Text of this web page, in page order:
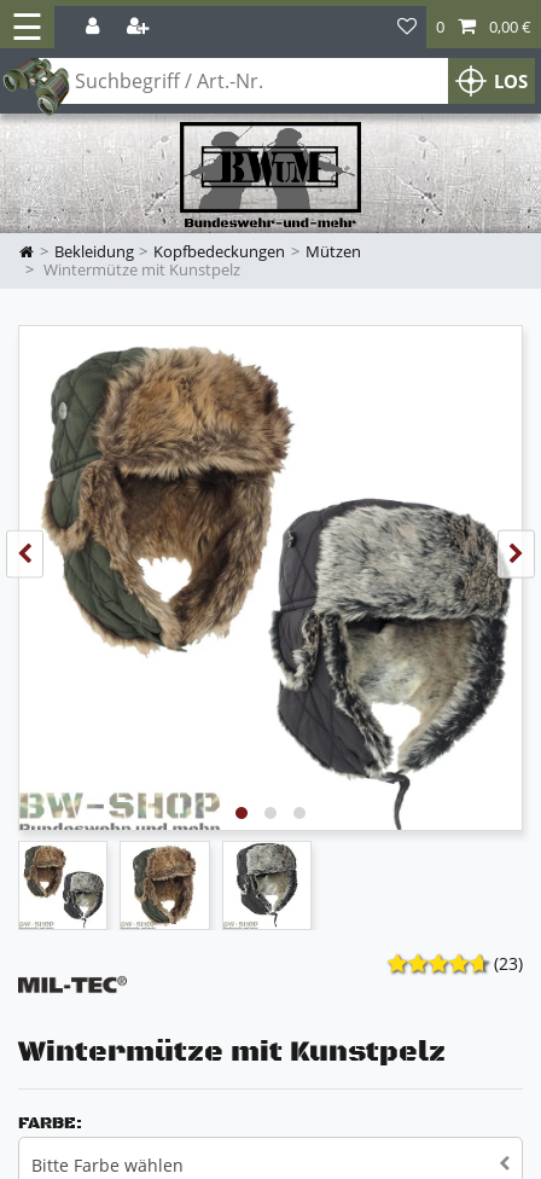
☰
LOS
0 0,00 €
Bekleidung Kopfbedeckungen
Mützen
Wintermütze mit Kunstpelz
(23)
Wintermütze mit Kunstpelz
FARBE:
Bitte Farbe wählen